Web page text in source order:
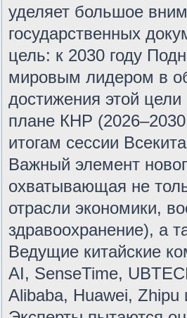
уделяет большое
государственных
цель: к 2030 году
мировым лидером в
достижения этой
плане КНР
итогам сессии
Важный элемент
охватывающая не
отрасли экономики,
здравоохранение), а
Ведущие китайские
AI, SenseTime,
Alibaba, Huawei, Zhipu